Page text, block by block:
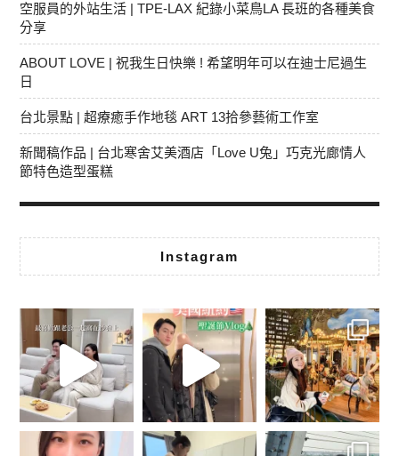
空服員的外站生活 | TPE-LAX 紀錄小菜鳥LA 長班的各種美食
分享
ABOUT LOVE | 祝我生日快樂 ! 希望明年可以在迪士尼過生
日
台北景點 | 超療癒手作地毯 ART 13拾參藝術工作室
新聞稿作品 | 台北寒舍艾美酒店「Love U兔」巧克光廊情人
節特色造型蛋糕
Instagram